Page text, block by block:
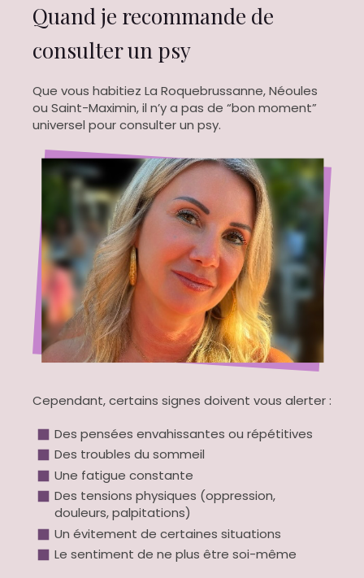
Quand je recommande de
consulter un psy
Que vous habitiez La Roquebrussanne, Néoules
ou Saint-Maximin, il n’y a pas de “bon moment”
universel pour consulter un psy.
Cependant, certains signes doivent vous alerter :
Des pensées envahissantes ou répétitives
Des troubles du sommeil
Une fatigue constante
Des tensions physiques (oppression,
douleurs, palpitations)
Un évitement de certaines situations
Le sentiment de ne plus être soi-même